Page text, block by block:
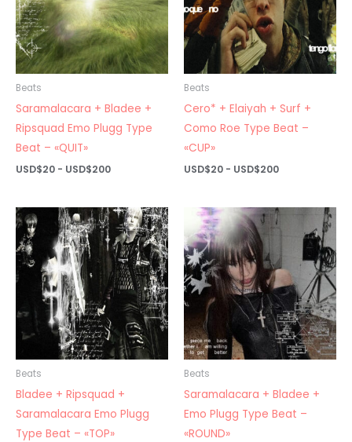
Beats
Saramalacara + Bladee +
Ripsquad Emo Plugg Type
Beat – «QUIT»
USD$20 - USD$200Rango
desde
USD$20
hasta
USD$200
Beats
Cero* + Elaiyah + Surf +
Como Roe Type Beat –
«CUP»
USD$20 - USD$200Rango
desde
USD$20
hasta
USD$200
Beats
Bladee + Ripsquad +
Saramalacara Emo Plugg
Type Beat – «TOP»
Beats
Saramalacara + Bladee +
Emo Plugg Type Beat –
«ROUND»